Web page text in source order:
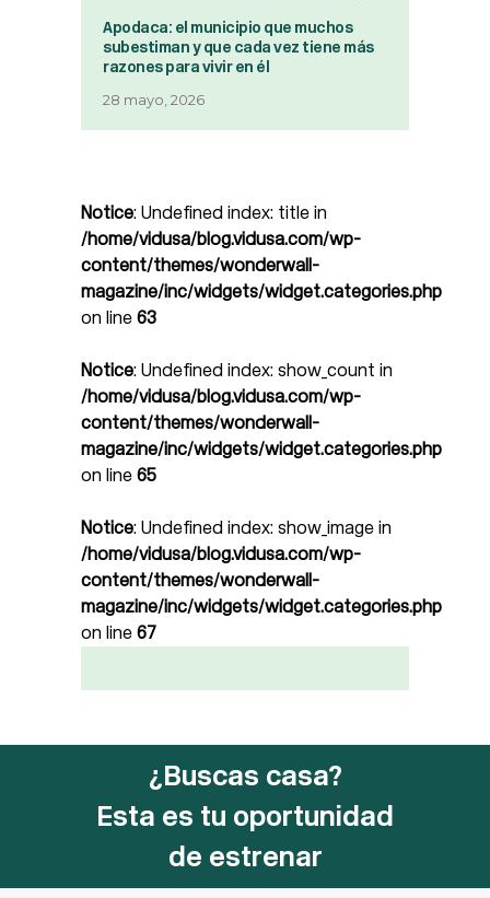
Apodaca: el municipio que muchos
subestiman y que cada vez tiene más
razones para vivir en él
28 mayo, 2026
Notice: Undefined index: title in
/home/vidusa/blog.vidusa.com/wp-
content/themes/wonderwall-
magazine/inc/widgets/widget.categories.php
on line 63
Notice: Undefined index: show_count in
/home/vidusa/blog.vidusa.com/wp-
content/themes/wonderwall-
magazine/inc/widgets/widget.categories.php
on line 65
Notice: Undefined index: show_image in
/home/vidusa/blog.vidusa.com/wp-
content/themes/wonderwall-
magazine/inc/widgets/widget.categories.php
on line 67
¿Buscas casa?
Esta es tu oportunidad
de estrenar